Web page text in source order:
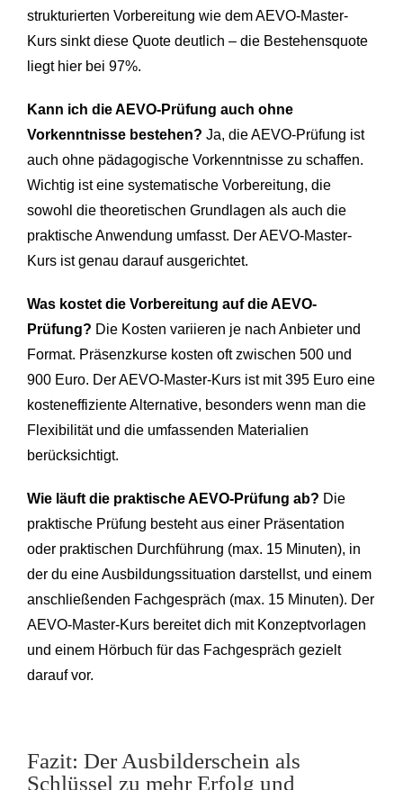
strukturierten Vorbereitung wie dem AEVO-Master-
Kurs sinkt diese Quote deutlich – die Bestehensquote
liegt hier bei 97%.
Kann ich die AEVO-Prüfung auch ohne
Vorkenntnisse bestehen? Ja, die AEVO-Prüfung ist
auch ohne pädagogische Vorkenntnisse zu schaffen.
Wichtig ist eine systematische Vorbereitung, die
sowohl die theoretischen Grundlagen als auch die
praktische Anwendung umfasst. Der AEVO-Master-
Kurs ist genau darauf ausgerichtet.
Was kostet die Vorbereitung auf die AEVO-
Prüfung? Die Kosten variieren je nach Anbieter und
Format. Präsenzkurse kosten oft zwischen 500 und
900 Euro. Der AEVO-Master-Kurs ist mit 395 Euro eine
kosteneffiziente Alternative, besonders wenn man die
Flexibilität und die umfassenden Materialien
berücksichtigt.
Wie läuft die praktische AEVO-Prüfung ab? Die
praktische Prüfung besteht aus einer Präsentation
oder praktischen Durchführung (max. 15 Minuten), in
der du eine Ausbildungssituation darstellst, und einem
anschließenden Fachgespräch (max. 15 Minuten). Der
AEVO-Master-Kurs bereitet dich mit Konzeptvorlagen
und einem Hörbuch für das Fachgespräch gezielt
darauf vor.
Fazit: Der Ausbilderschein als
Schlüssel zu mehr Erfolg und